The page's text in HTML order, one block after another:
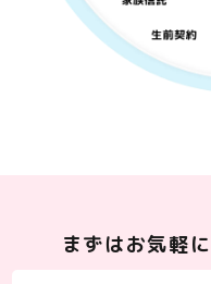
まずはお気軽